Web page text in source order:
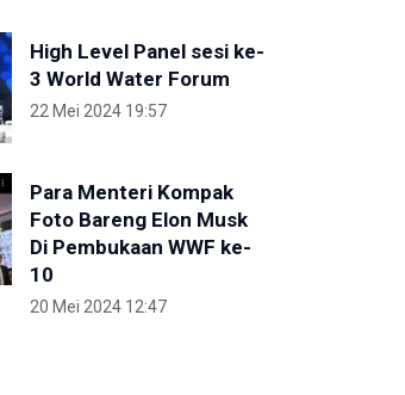
High Level Panel sesi ke-
3 World Water Forum
22 Mei 2024 19:57
Para Menteri Kompak
Foto Bareng Elon Musk
Di Pembukaan WWF ke-
10
20 Mei 2024 12:47